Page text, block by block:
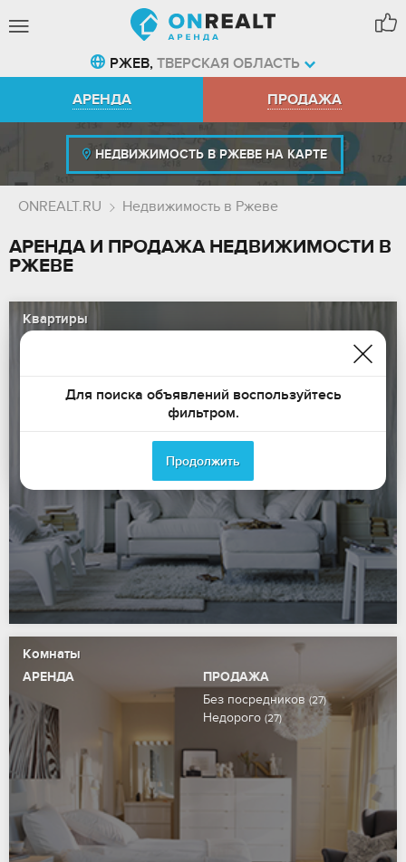
РЖЕВ, ТВЕРСКАЯ ОБЛАСТЬ
АРЕНДА
ПРОДАЖА
НЕДВИЖИМОСТЬ В РЖЕВЕ НА КАРТЕ
ONREALT.RU Недвижимость в Ржеве
АРЕНДА И ПРОДАЖА НЕДВИЖИМОСТИ В
РЖЕВЕ
Квартиры
Посуточная (87) Во вторичке(309)
1-комнатные
Комнаты
АРЕНДА
ПРОДАЖА
Без посредников(27)
Недорого (27)
Для поиска объявлений воспользуйтесь
фильтром.
Продолжить